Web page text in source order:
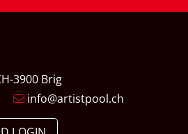
3900 Brig
info@artistpool.ch